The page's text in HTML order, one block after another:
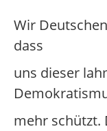
Wir
dass
uns dieser
mehr schützt.